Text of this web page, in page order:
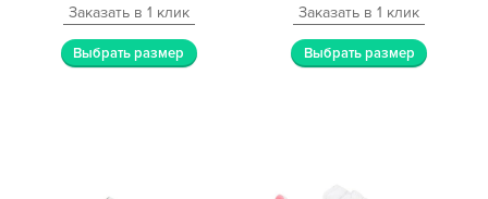
Заказать в 1 клик
Выбрать размер
Заказать в 1 клик
Выбрать размер